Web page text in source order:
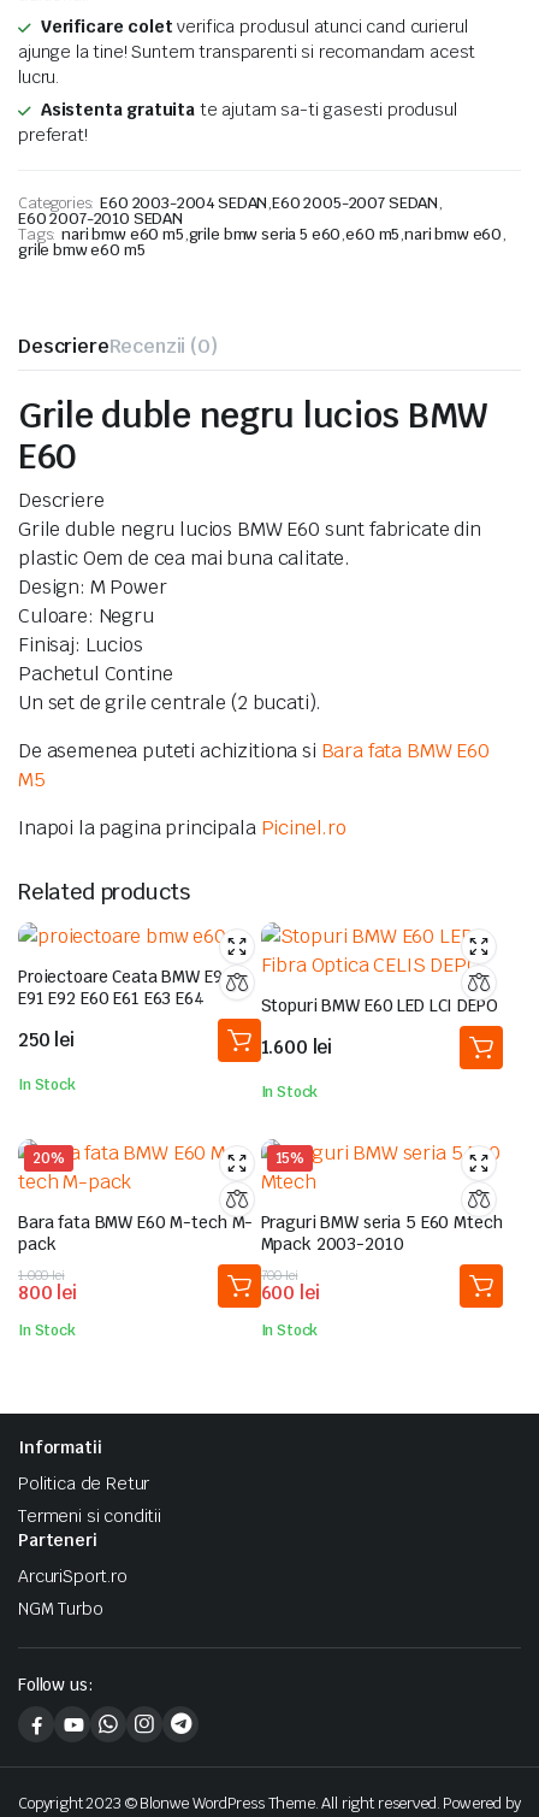
300 lei.
Verificare colet verifica produsul atunci cand curierul
ajunge la tine! Suntem transparenti si recomandam acest
lucru.
Asistenta gratuitate ajutam sa-ti gasesti produsul
preferat!
Categories: E60 2003-2004 SEDAN,E60 2005-2007 SEDAN,
E60 2007-2010 SEDAN
Tags: nari bmw e60 m5,grile bmw seria 5 e60,e60 m5,nari bmw e60,
grile bmw e60 m5
DescriereRecenzii (0)
Grile duble negru lucios BMW
E60
Descriere
Grile duble negru lucios BMW E60 sunt fabricate din
plastic Oem de cea mai buna calitate.
Design: M Power
Culoare: Negru
Finisaj: Lucios
Pachetul Contine
Un set de grile centrale (2 bucati).
De asemenea puteti achizitiona si Bara fata BMW E60
M5
Inapoi la pagina principala Picinel.ro
Related products
Proiectoare Ceata BMW E90
E91 E92 E60 E61 E63 E64
250 lei
In Stock
Stopuri BMW E60 LED LCI DEPO
1.600 lei
In Stock
20%
Bara fata BMW E60 M-tech M-
pack
1.000lei
Prețul
inițial
a
fost:
800 lei
Prețul
curent
este:
800 lei.
In Stock
15%
Praguri BMW seria 5 E60 Mtech
Mpack 2003-2010
700lei
Prețul
inițial
a
fost:
600 lei
Prețul
curent
este:
600 lei.
In Stock
Informatii
Politica de Retur
Termeni si conditii
Parteneri
ArcuriSport.ro
NGM Turbo
Follow us:
Copyright 2023 © Blonwe WordPress Theme. All right reserved. Powered by